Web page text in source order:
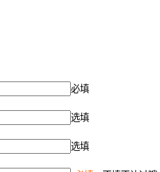
必填
选填
选填